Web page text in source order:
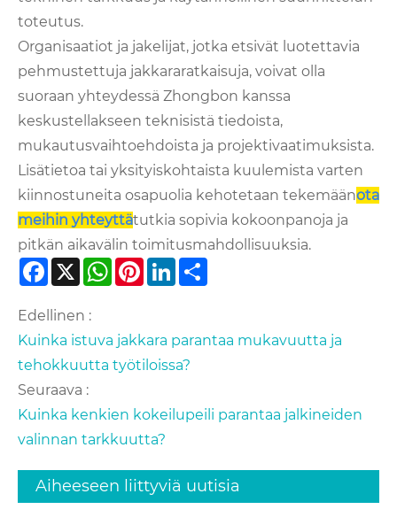
toteutus.
Organisaatiot ja jakelijat, jotka etsivät luotettavia
pehmustettuja jakkararatkaisuja, voivat olla
suoraan yhteydessä Zhongbon kanssa
keskustellakseen teknisistä tiedoista,
mukautusvaihtoehdoista ja projektivaatimuksista.
Lisätietoa tai yksityiskohtaista kuulemista varten
kiinnostuneita osapuolia kehotetaan tekemäänota
meihin yhteyttätutkia sopivia kokoonpanoja ja
pitkän aikavälin toimitusmahdollisuuksia.
Facebook
X WhatsApp
PinterestLinkedIn
Edellinen :
Kuinka istuva jakkara parantaa mukavuutta ja
tehokkuutta työtiloissa?
Seuraava :
Kuinka kenkien kokeilupeili parantaa jalkineiden
valinnan tarkkuutta?
Aiheeseen liittyviä uutisia